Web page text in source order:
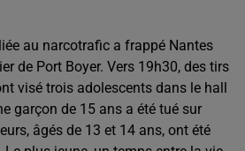
au narcotrafic a frappé Nantes
de Port Boyer. Vers 19h30, des tirs
visé trois adolescents dans le hall
garçon de 15 ans a été tué sur
âgés de 13 et 14 ans, ont été